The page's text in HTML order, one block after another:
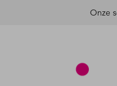
Onze